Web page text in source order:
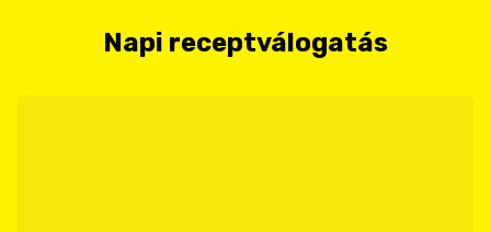
Napi receptválogatás